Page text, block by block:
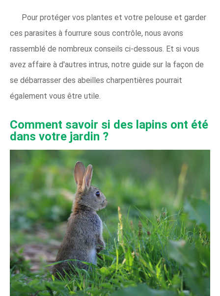
Pour protéger vos plantes et votre pelouse et garder
ces parasites à fourrure sous contrôle, nous avons
rassemblé de nombreux conseils ci-dessous. Et si vous
avez affaire à d'autres intrus, notre guide sur la façon de
se débarrasser des abeilles charpentières pourrait
également vous être utile.
Comment savoir si des lapins ont été
dans votre jardin ?